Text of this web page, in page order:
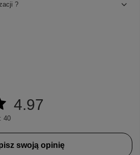
?
4.97
40
swoją opinię